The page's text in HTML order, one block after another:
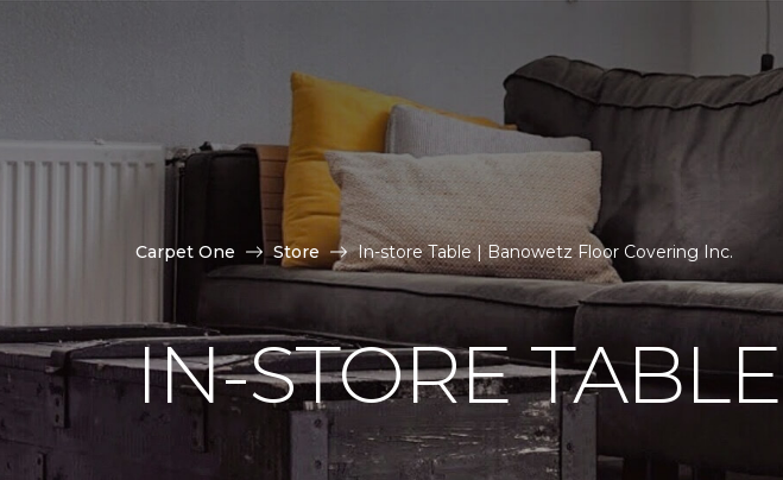
Carpet One Store In-store Table | Banowetz Floor Covering Inc.
IN-STORE TABLE